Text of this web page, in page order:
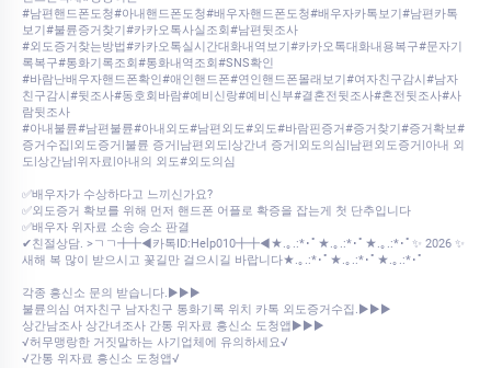
#남편핸드폰도청#아내핸드폰도청#배우자핸드폰도청#배우자카톡보기#남편카톡
보기#불륜증거찾기#카카오톡사실조회#남편뒷조사
#외도증거찾는방법#카카오톡실시간대화내역보기#카카오톡대화내용복구#문자기
록복구#통화기록조회#통화내역조회#SNS확인
#바람난배우자핸드폰확인#애인핸드폰#연인핸드폰몰래보기#여자친구감시#남자
친구감시#뒷조사#동호회바람#예비신랑#예비신부#결혼전뒷조사#혼전뒷조사#사
람뒷조사
#아내불륜#남편불륜#아내외도#남편외도#외도#바람핀증거#증거찾기#증거확보#
증거수집|외도증거|불륜 증거|남편외도|상간녀 증거|외도의심|남편외도증거|아내 외
도|상간남|위자료|아내의 외도#외도의심
✅배우자가 수상하다고 느끼신가요?
✅외도증거 확보를 위해 먼저 핸드폰 어플로 확증을 잡는게 첫 단추입니다
✅배우자 위자료 소송 승소 판결
✔친절상담. >ㄱㄱ╋╋◀카톡ID:Help010╋╋◀★.｡.:*･ﾟ★.｡.:*･ﾟ★.｡.:*･ﾟ✨ 2026 ✨
새해 복 많이 받으시고 꽃길만 걸으시길 바랍니다★.｡.:*･ﾟ★.｡.:*･ﾟ★.｡.:*･ﾟ
각종 흥신소 문의 받습니다.▶▶▶
불륜의심 여자친구 남자친구 통화기록 위치 카톡 외도증거수집.▶▶▶
상간남조사 상간녀조사 간통 위자료 흥신소 도청앱▶▶▶
√허무맹랑한 거짓말하는 사기업체에 유의하세요√
√간통 위자료 흥신소 도청앱√